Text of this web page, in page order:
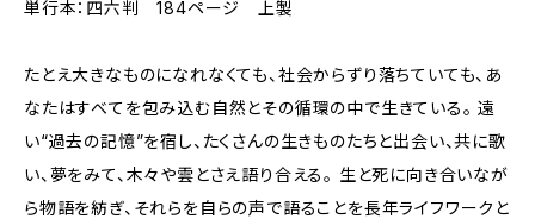
単行本：四六判 184ページ 上製
たとえ大きなものになれなくても、社会からずり落ちていても、あ
なたはすべてを包み込む自然とその循環の中で生きている。 遠
い“過去の記憶”を宿し、たくさんの生きものたちと出会い、共に歌
い、夢をみて、木々や雲とさえ語り合える。 生と死に向き合いなが
ら物語を紡ぎ、それらを自らの声で語ることを長年ライフワークと